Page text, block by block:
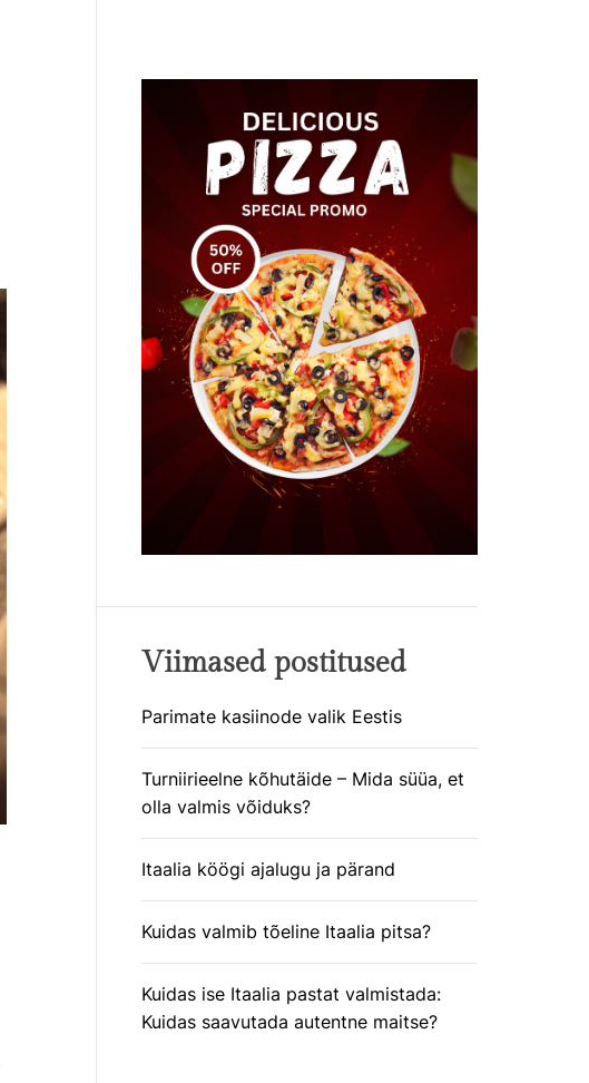
E
Viimased postitused
Parimate kasiinode valik Eestis
Turniirieelne kõhutäide – Mida süüa, et
olla valmis võiduks?
Itaalia köögi ajalugu ja pärand
Kuidas valmib tõeline Itaalia pitsa?
Kuidas ise Itaalia pastat valmistada:
Kuidas saavutada autentne maitse?